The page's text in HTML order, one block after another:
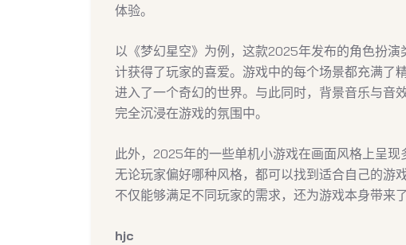
体验。
以《梦幻星空》为例，这款2025年发布的角色扮
计获得了玩家的喜爱。游戏中的每个场景都充满了
进入了一个奇幻的世界。与此同时，背景音乐与音
完全沉浸在游戏的氛围中。
此外，2025年的一些单机小游戏在画面风格上呈现
无论玩家偏好哪种风格，都可以找到适合自己的游
不仅能够满足不同玩家的需求，还为游戏本身带来
hjc